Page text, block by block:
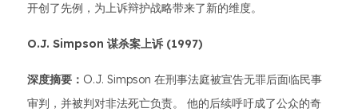
开创了先例，为上诉辩护战略带来了新的维度。
O.J. Simpson 谋杀案上诉 (1997)
深度摘要： O.J. Simpson 在刑事法庭被宣告无罪后面临民事
审判，并被判对非法死亡负责。 他的后续呼吁成了公众的奇